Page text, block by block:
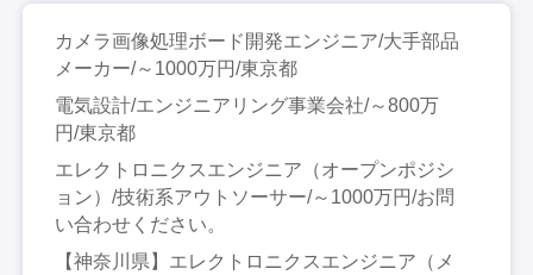
カメラ画像処理ボード開発エンジニア/大手部品
メーカー/～1000万円/東京都
電気設計/エンジニアリング事業会社/～800万
円/東京都
エレクトロニクスエンジニア（オープンポジシ
ョン）/技術系アウトソーサー/～1000万円/お問
い合わせください。
【神奈川県】エレクトロニクスエンジニア（メ